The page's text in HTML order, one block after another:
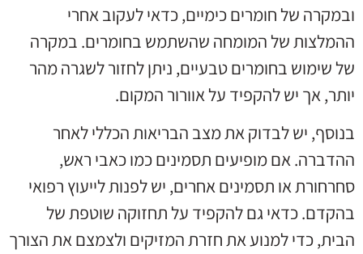
ובמקרה של חומרים כימיים, כדאי לעקוב אחרי
ההמלצות של המומחה שהשתמש בחומרים. במקרה
של שימוש בחומרים טבעיים, ניתן לחזור לשגרה מהר
יותר, אך יש להקפיד על אוורור המקום.
בנוסף, יש לבדוק את מצב הבריאות הכללי לאחר
ההדברה. אם מופיעים תסמינים כמו כאבי ראש,
סחרחורת או תסמינים אחרים, יש לפנות לייעוץ רפואי
בהקדם. כדאי גם להקפיד על תחזוקה שוטפת של
הבית, כדי למנוע את חזרת המזיקים ולצמצם את הצורך